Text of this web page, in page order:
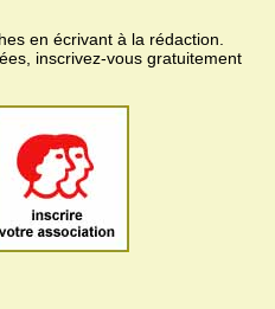
en écrivant à la rédaction.
inscrivez-vous gratuitement